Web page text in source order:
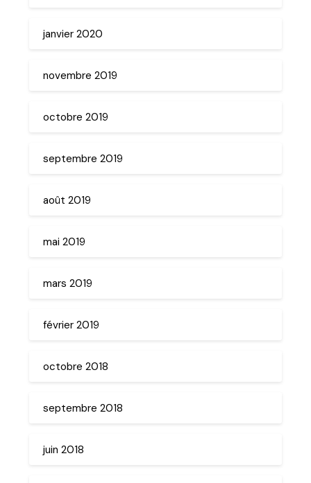
janvier 2020
novembre 2019
octobre 2019
septembre 2019
août 2019
mai 2019
mars 2019
février 2019
octobre 2018
septembre 2018
juin 2018